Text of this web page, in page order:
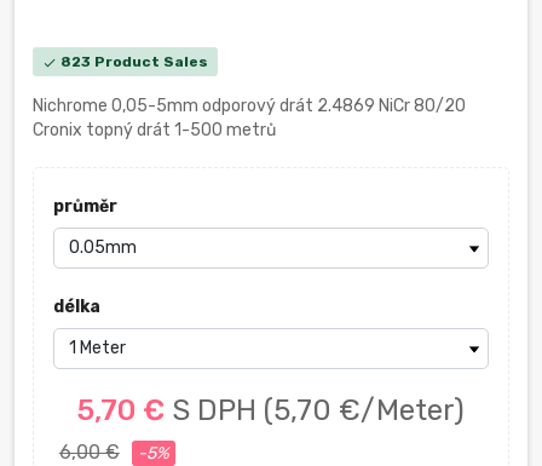
check 823 Product Sales
Nichrome 0,05-5mm odporový drát 2.4869 NiCr 80/20
Cronix topný drát 1-500 metrů
průměr
délka
5,70 € S DPH (5,70 €/Meter)
6,00 € -5%